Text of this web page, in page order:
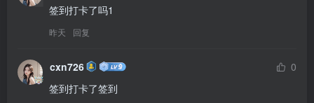
签到打卡了吗1
昨天 回复
cxn726
0
签到打卡了签到